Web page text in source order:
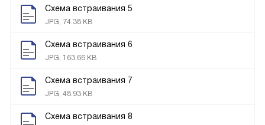
Схема встраивания 5
JPG, 74.38 KB
Схема встраивания 6
JPG, 163.66 KB
Схема встраивания 7
JPG, 48.93 KB
Схема встраивания 8